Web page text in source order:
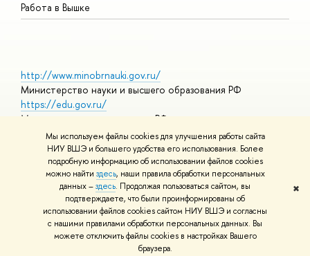
Мы используем файлы cookies для улучшения работы сайта
НИУ ВШЭ и большего удобства его использования. Более
подробную информацию об использовании файлов cookies
можно найти здесь, наши правила обработки персональных
данных –здесь. Продолжая пользоваться сайтом, вы
подтверждаете, что были проинформированы об
использовании файлов cookies сайтом НИУ ВШЭ и согласны
с нашими правилами обработки персональных данных. Вы
можете отключить файлы cookies в настройках Вашего
браузера.
✖
Работа в Вышке
http://www.minobrnauki.gov.ru/
Министерство науки и высшего образования РФ
https://edu.gov.ru/
Министерство просвещения РФ
https://elearning.hse.ru/mooc
Массовые открытые онлайн-курсы
© НИУ ВШЭ 1993–2026 Адреса и контактыУсловия
использования материалов Политика конфиденциальности
Шрифты HSE Sans и HSE Slab разработаны в
Школе дизайна НИУ